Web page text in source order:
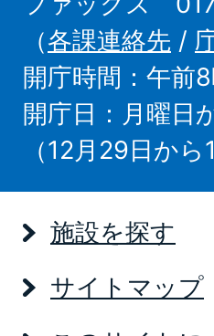
（各課連絡先 /
開庁時間：午前
開庁日：月曜日
（12月29日か
施設を探す
サイトマップ